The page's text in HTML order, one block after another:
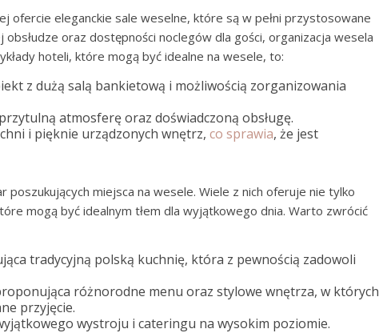
ofercie eleganckie sale weselne, które są w pełni przystosowane
oraz dostępności noclegów dla gości, organizacja wesela
hoteli, które mogą być idealne na wesele, to:
z dużą salą bankietową i możliwością zorganizowania
atmosferę oraz doświadczoną obsługę.
i pięknie urządzonych wnętrz, co sprawia, że jest
poszukujących miejsca na wesele. Wiele z nich oferuje nie tylko
mogą być idealnym tłem dla wyjątkowego dnia. Warto zwrócić
tradycyjną polską kuchnię, która z pewnością zadowoli
różnorodne menu oraz stylowe wnętrza, w których
przyjęcie.
wystroju i cateringu na wysokim poziomie.